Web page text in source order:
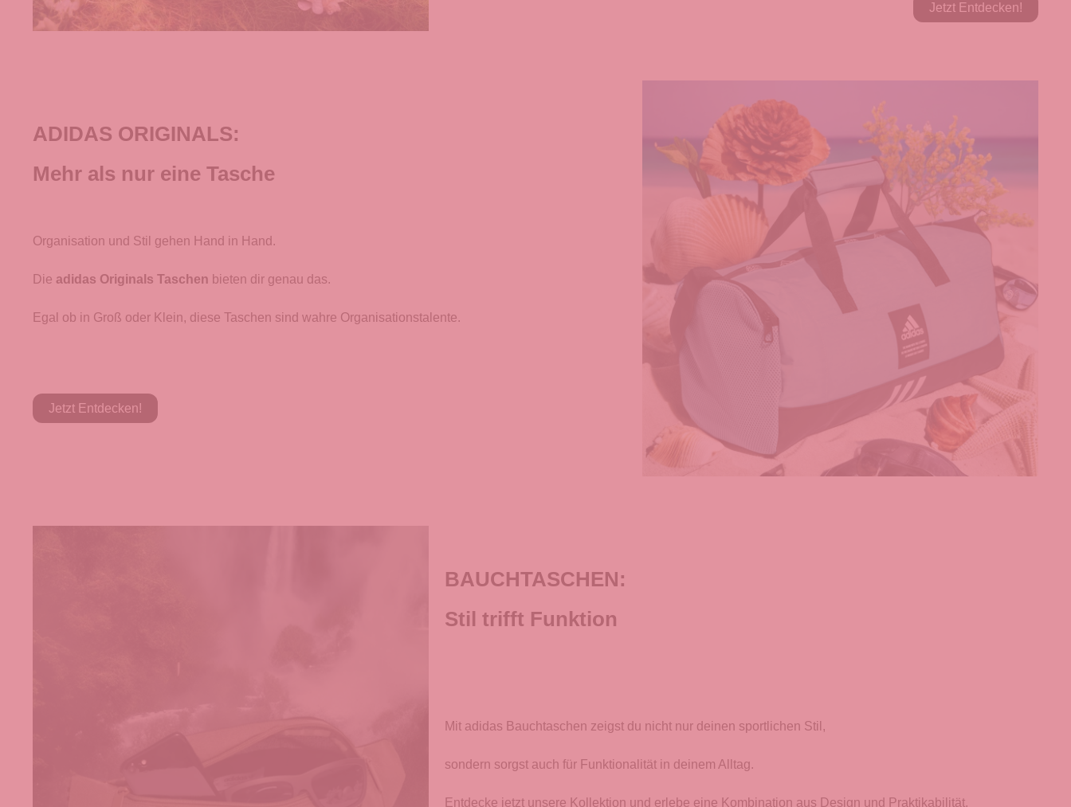
Jetzt Entdecken!
ADIDAS ORIGINALS:
Mehr als nur eine Tasche
Organisation und Stil gehen Hand in Hand.
Die adidas Originals Taschen bieten dir genau das.
Egal ob in Groß oder Klein, diese Taschen sind wahre Organisationstalente.
Jetzt Entdecken!
BAUCHTASCHEN:
Stil trifft Funktion
Mit adidas Bauchtaschen zeigst du nicht nur deinen sportlichen Stil,
sondern sorgst auch für Funktionalität in deinem Alltag.
Entdecke jetzt unsere Kollektion und erlebe eine Kombination aus Design und Praktikabilität.